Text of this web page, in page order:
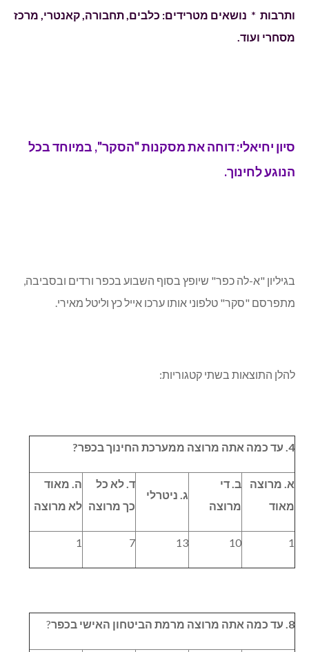
ותרבות * נושאים מטרידים: כלבים, תחבורה, קאנטרי, מרכז
מסחרי ועוד.
סיון יחיאלי: דוחה את מסקנות "הסקר", במיוחד בכל
הנוגע לחינוך.
בגיליון "א-לה כפר" שיופץ בסוף השבוע בכפר ורדים ובסביבה,
מתפרסם "סקר" טלפוני אותו ערכו אייל כץ וליטל מאירי.
להלן התוצאות בשתי קטגוריות:
4. עד כמה אתה מרוצה ממערכת החינוך בכפר?
א. מרוצה
מאוד
ב. די
מרוצה
ג. ניטרלי
ד. לא כל
כך מרוצה
ה. מאוד
לא מרוצה
1
10
13
7
1
8. עד כמה אתה מרוצה מרמת הביטחון האישי בכפר ?